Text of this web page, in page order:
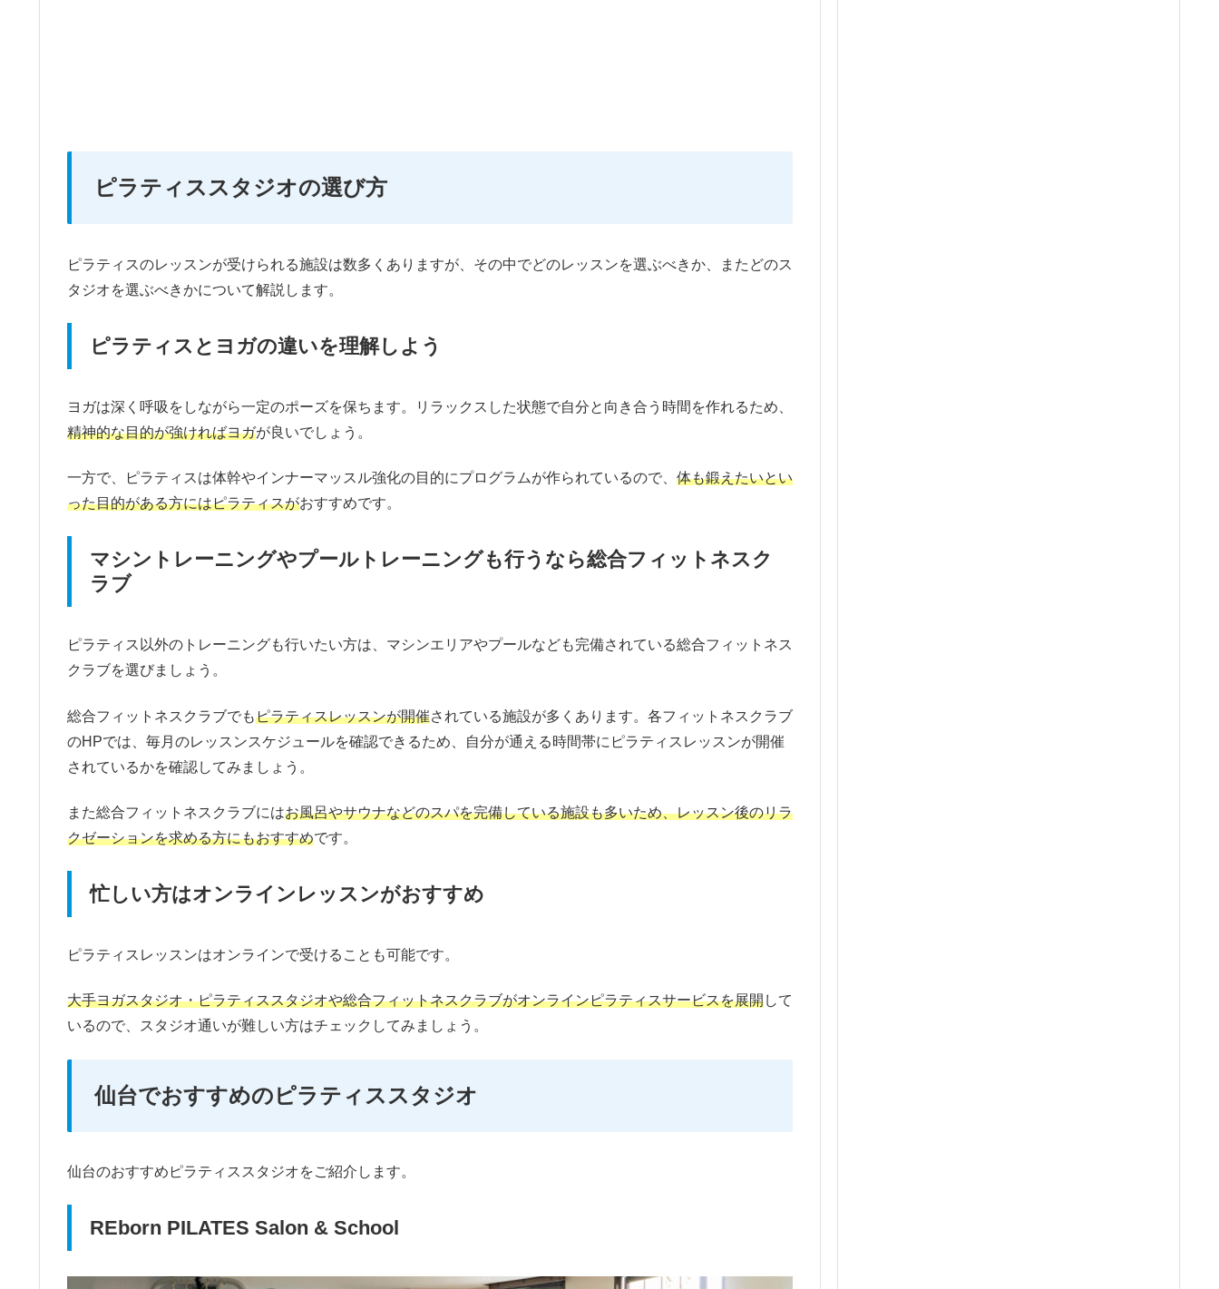
ピラティススタジオの選び方
ピラティスのレッスンが受けられる施設は数多くありますが、その中でどのレッスンを選ぶべきか、またどのス
タジオを選ぶべきかについて解説します。
ピラティスとヨガの違いを理解しよう
ヨガは深く呼吸をしながら一定のポーズを保ちます。リラックスした状態で自分と向き合う時間を作れるため、
精神的な目的が強ければヨガが良いでしょう。
一方で、ピラティスは体幹やインナーマッスル強化の目的にプログラムが作られているので、 体も鍛えたいとい
った目的がある方にはピラティスがおすすめです。
マシントレーニングやプールトレーニングも行うなら総合フィットネスク
ラブ
ピラティス以外のトレーニングも行いたい方は、マシンエリアやプールなども完備されている総合フィットネス
クラブを選びましょう。
総合フィットネスクラブでもピラティスレッスンが開催されている施設が多くあります。各フィットネスクラブ
のHPでは、毎月のレッスンスケジュールを確認できるため、自分が通える時間帯にピラティスレッスンが開催
されているかを確認してみましょう。
また総合フィットネスクラブにはお風呂やサウナなどのスパを完備している施設も多いため、レッスン後のリラ
クゼーションを求める方にもおすすめです。
忙しい方はオンラインレッスンがおすすめ
ピラティスレッスンはオンラインで受けることも可能です。
大手ヨガスタジオ・ピラティススタジオや総合フィットネスクラブがオンラインピラティスサービスを展開して
いるので、スタジオ通いが難しい方はチェックしてみましょう。
仙台でおすすめのピラティススタジオ
仙台のおすすめピラティススタジオをご紹介します。
REborn PILATES Salon & School